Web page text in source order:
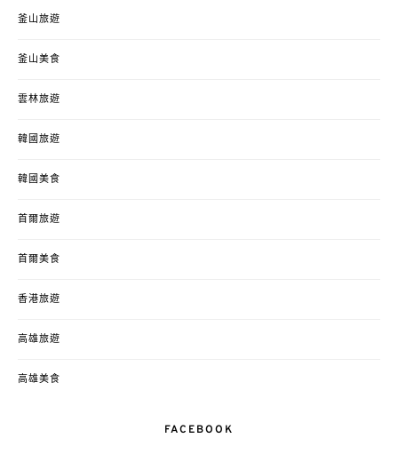
釜山旅遊
釜山美食
雲林旅遊
韓國旅遊
韓國美食
首爾旅遊
首爾美食
香港旅遊
高雄旅遊
高雄美食
FACEBOOK